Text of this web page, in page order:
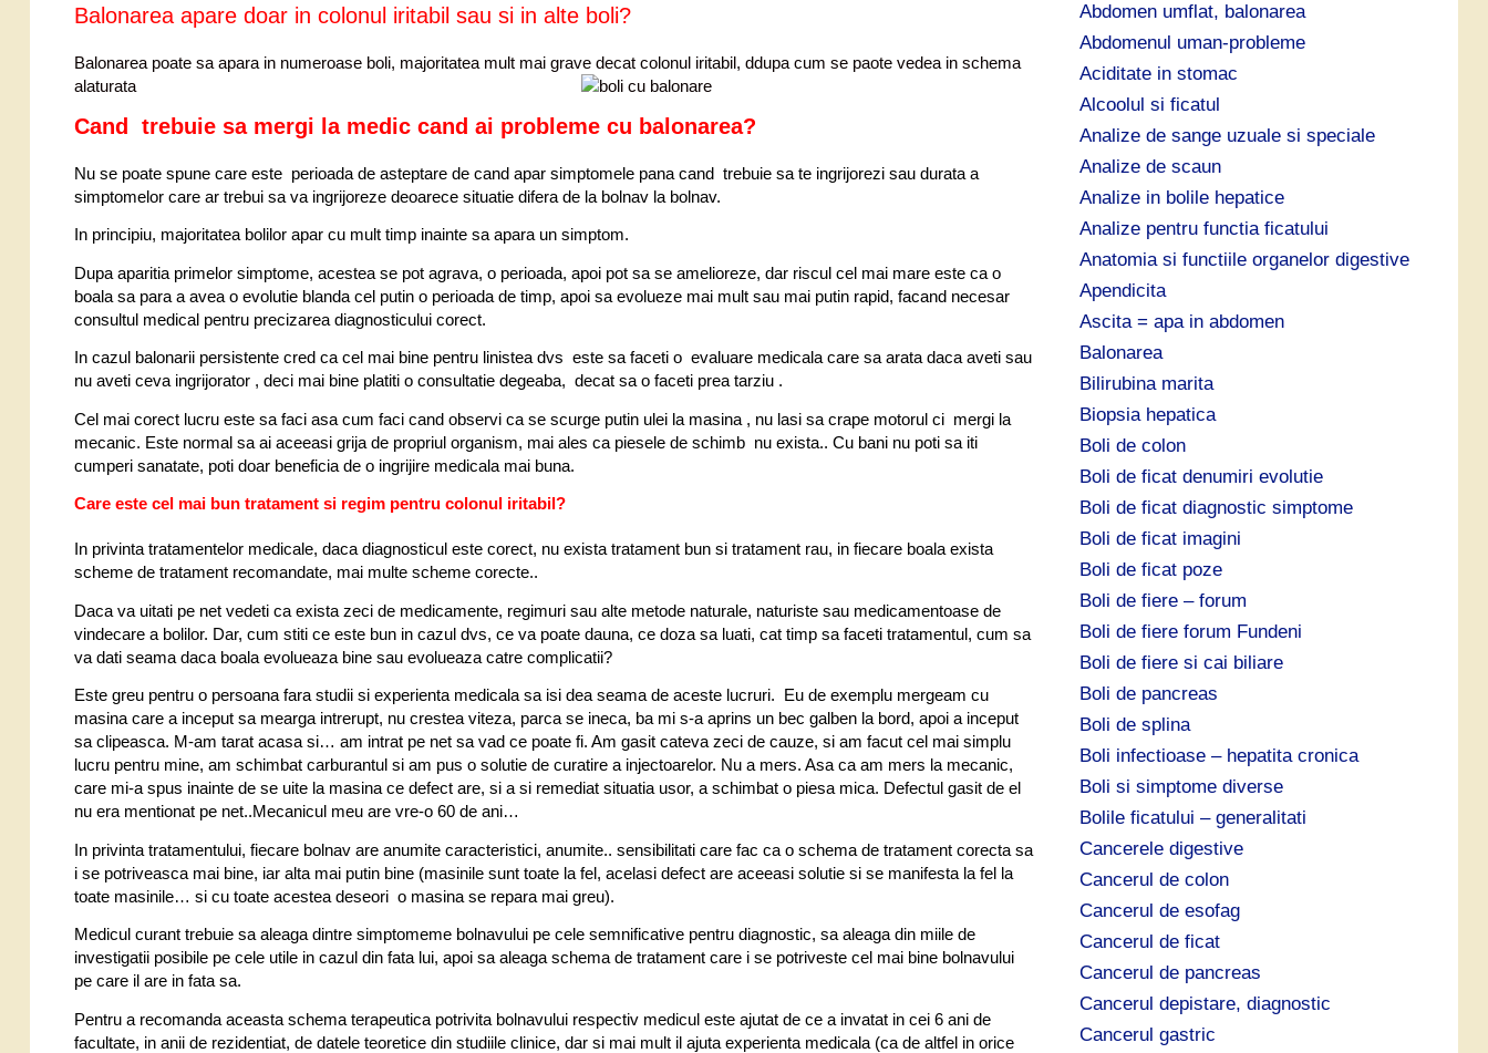
Balonarea apare doar in colonul iritabil sau si in alte boli?
Balonarea poate sa apara in numeroase boli, majoritatea mult mai grave decat colonul iritabil, ddupa cum se paote vedea in schema
alaturata
Cand trebuie sa mergi la medic cand ai probleme cu balonarea?
Nu se poate spune care este perioada de asteptare de cand apar simptomele pana cand trebuie sa te ingrijorezi sau durata a
simptomelor care ar trebui sa va ingrijoreze deoarece situatie difera de la bolnav la bolnav.
In principiu, majoritatea bolilor apar cu mult timp inainte sa apara un simptom.
Dupa aparitia primelor simptome, acestea se pot agrava, o perioada, apoi pot sa se amelioreze, dar riscul cel mai mare este ca o
boala sa para a avea o evolutie blanda cel putin o perioada de timp, apoi sa evolueze mai mult sau mai putin rapid, facand necesar
consultul medical pentru precizarea diagnosticului corect.
In cazul balonarii persistente cred ca cel mai bine pentru linistea dvs este sa faceti o evaluare medicala care sa arata daca aveti sau
nu aveti ceva ingrijorator , deci mai bine platiti o consultatie degeaba, decat sa o faceti prea tarziu .
Cel mai corect lucru este sa faci asa cum faci cand observi ca se scurge putin ulei la masina , nu lasi sa crape motorul ci mergi la
mecanic. Este normal sa ai aceeasi grija de propriul organism, mai ales ca piesele de schimb nu exista.. Cu bani nu poti sa iti
cumperi sanatate, poti doar beneficia de o ingrijire medicala mai buna.
Care este cel mai bun tratament si regim pentru colonul iritabil?
In privinta tratamentelor medicale, daca diagnosticul este corect, nu exista tratament bun si tratament rau, in fiecare boala exista
scheme de tratament recomandate, mai multe scheme corecte..
Daca va uitati pe net vedeti ca exista zeci de medicamente, regimuri sau alte metode naturale, naturiste sau medicamentoase de
vindecare a bolilor. Dar, cum stiti ce este bun in cazul dvs, ce va poate dauna, ce doza sa luati, cat timp sa faceti tratamentul, cum sa
va dati seama daca boala evolueaza bine sau evolueaza catre complicatii?
Este greu pentru o persoana fara studii si experienta medicala sa isi dea seama de aceste lucruri. Eu de exemplu mergeam cu
masina care a inceput sa mearga intrerupt, nu crestea viteza, parca se ineca, ba mi s-a aprins un bec galben la bord, apoi a inceput
sa clipeasca. M-am tarat acasa si… am intrat pe net sa vad ce poate fi. Am gasit cateva zeci de cauze, si am facut cel mai simplu
lucru pentru mine, am schimbat carburantul si am pus o solutie de curatire a injectoarelor. Nu a mers. Asa ca am mers la mecanic,
care mi-a spus inainte de se uite la masina ce defect are, si a si remediat situatia usor, a schimbat o piesa mica. Defectul gasit de el
nu era mentionat pe net..Mecanicul meu are vre-o 60 de ani…
In privinta tratamentului, fiecare bolnav are anumite caracteristici, anumite.. sensibilitati care fac ca o schema de tratament corecta sa
i se potriveasca mai bine, iar alta mai putin bine (masinile sunt toate la fel, acelasi defect are aceeasi solutie si se manifesta la fel la
toate masinile… si cu toate acestea deseori o masina se repara mai greu).
Medicul curant trebuie sa aleaga dintre simptomeme bolnavului pe cele semnificative pentru diagnostic, sa aleaga din miile de
investigatii posibile pe cele utile in cazul din fata lui, apoi sa aleaga schema de tratament care i se potriveste cel mai bine bolnavului
pe care il are in fata sa.
Pentru a recomanda aceasta schema terapeutica potrivita bolnavului respectiv medicul este ajutat de ce a invatat in cei 6 ani de
facultate, in anii de rezidentiat, de datele teoretice din studiile clinice, dar si mai mult il ajuta experienta medicala (ca de altfel in orice
ă
Abdomen umflat, balonarea
Abdomenul uman-probleme
Aciditate in stomac
Alcoolul si ficatul
Analize de sange uzuale si speciale
Analize de scaun
Analize in bolile hepatice
Analize pentru functia ficatului
Anatomia si functiile organelor digestive
Apendicita
Ascita = apa in abdomen
Balonarea
Bilirubina marita
Biopsia hepatica
Boli de colon
Boli de ficat denumiri evolutie
Boli de ficat diagnostic simptome
Boli de ficat imagini
Boli de ficat poze
Boli de fiere – forum
Boli de fiere forum Fundeni
Boli de fiere si cai biliare
Boli de pancreas
Boli de splina
Boli infectioase – hepatita cronica
Boli si simptome diverse
Bolile ficatului – generalitati
Cancerele digestive
Cancerul de colon
Cancerul de esofag
Cancerul de ficat
Cancerul de pancreas
Cancerul depistare, diagnostic
Cancerul gastric